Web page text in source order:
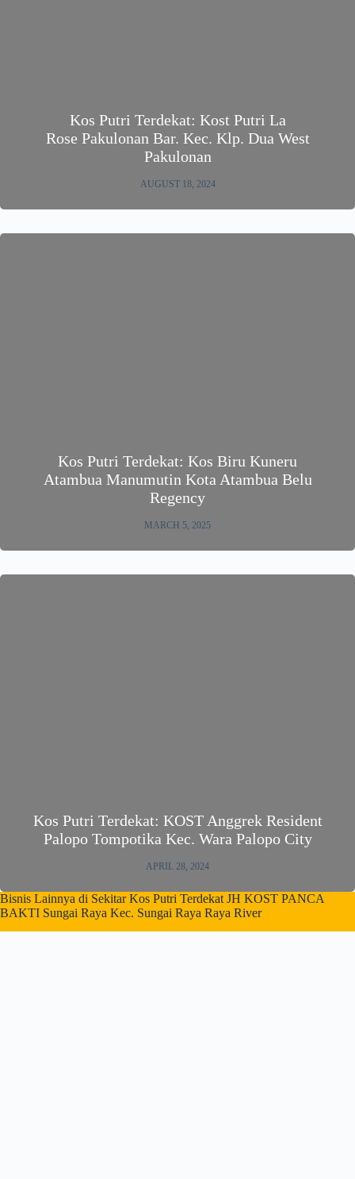
Kos Putri Terdekat: Kost Putri La
Rose Pakulonan Bar. Kec. Klp. Dua West
Pakulonan
AUGUST 18, 2024
Kos Putri Terdekat: Kos Biru Kuneru
Atambua Manumutin Kota Atambua Belu
Regency
MARCH 5, 2025
Kos Putri Terdekat: KOST Anggrek Resident
Palopo Tompotika Kec. Wara Palopo City
APRIL 28, 2024
Bisnis Lainnya di Sekitar Kos Putri Terdekat JH KOST PANCA
BAKTI Sungai Raya Kec. Sungai Raya Raya River